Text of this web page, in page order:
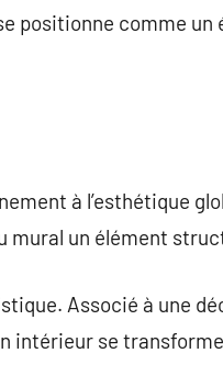
positionne comme un
à l’esthétique
mural un élément
Associé à une
intérieur se